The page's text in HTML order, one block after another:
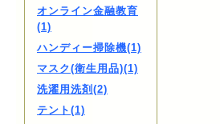
オンライン金融教育
(1)
ハンディー掃除機(1)
マスク(衛生用品)(1)
洗濯用洗剤(2)
テント(1)